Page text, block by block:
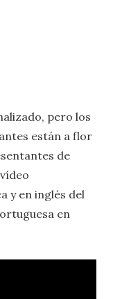
pero los
están a flor
de
y en inglés del
en